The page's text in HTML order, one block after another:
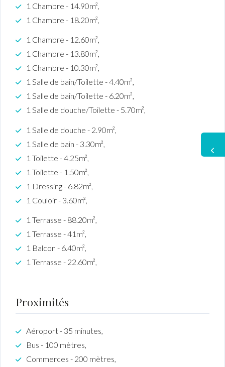
1 Chambre - 14.90m²,
1 Chambre - 18.20m²,
1 Chambre - 12.60m²,
1 Chambre - 13.80m²,
1 Chambre - 10.30m²,
1 Salle de bain/Toilette - 4.40m²,
1 Salle de bain/Toilette - 6.20m²,
1 Salle de douche/Toilette - 5.70m²,
1 Salle de douche - 2.90m²,
1 Salle de bain - 3.30m²,
1 Toilette - 4.25m²,
1 Toilette - 1.50m²,
1 Dressing - 6.82m²,
1 Couloir - 3.60m²,
1 Terrasse - 88.20m²,
1 Terrasse - 41m²,
1 Balcon - 6.40m²,
1 Terrasse - 22.60m²,
Proximités
Aéroport - 35 minutes,
Bus - 100 mètres,
Commerces - 200 mètres,